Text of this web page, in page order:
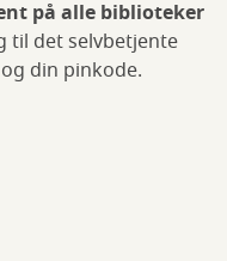
på alle biblioteker
til det selvbetjente
din pinkode.